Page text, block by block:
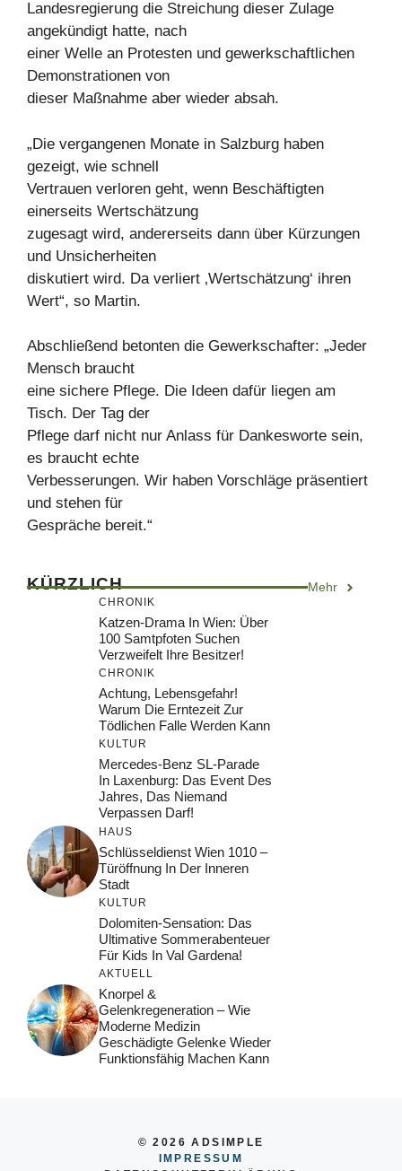
Landesregierung die Streichung dieser Zulage
angekündigt hatte, nach
einer Welle an Protesten und gewerkschaftlichen
Demonstrationen von
dieser Maßnahme aber wieder absah.
„Die vergangenen Monate in Salzburg haben
gezeigt, wie schnell
Vertrauen verloren geht, wenn Beschäftigten
einerseits Wertschätzung
zugesagt wird, andererseits dann über Kürzungen
und Unsicherheiten
diskutiert wird. Da verliert ‚Wertschätzung‘ ihren
Wert“, so Martin.
Abschließend betonten die Gewerkschafter: „Jeder
Mensch braucht
eine sichere Pflege. Die Ideen dafür liegen am
Tisch. Der Tag der
Pflege darf nicht nur Anlass für Dankesworte sein,
es braucht echte
Verbesserungen. Wir haben Vorschläge präsentiert
und stehen für
Gespräche bereit.“
KÜRZLICH Mehr
CHRONIK
Katzen-Drama In Wien: Über
100 Samtpfoten Suchen
Verzweifelt Ihre Besitzer!
CHRONIK
Achtung, Lebensgefahr!
Warum Die Erntezeit Zur
Tödlichen Falle Werden Kann
KULTUR
Mercedes-Benz SL-Parade
In Laxenburg: Das Event Des
Jahres, Das Niemand
Verpassen Darf!
HAUS
Schlüsseldienst Wien 1010 –
Türöffnung In Der Inneren
Stadt
KULTUR
Dolomiten-Sensation: Das
Ultimative Sommerabenteuer
Für Kids In Val Gardena!
AKTUELL
Knorpel &
Gelenkregeneration – Wie
Moderne Medizin
Geschädigte Gelenke Wieder
Funktionsfähig Machen Kann
© 2026 ADSIMPLE
IMPRESSUM